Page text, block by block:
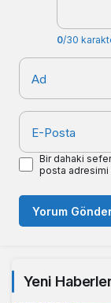
0/30
Ad
E-Posta
Bir dahaki
posta adresimi
Yorum
Yeni Haberler